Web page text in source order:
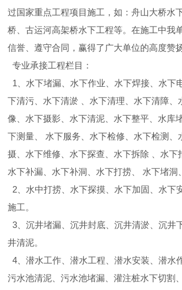
过国家重点工程项目施工，如：舟山大桥水
桥、古运河高架桥水下工程等。在施工中我
信誉、遵守合同，赢得了广大单位的高度赞
专业承接工程栏目：
1、水下堵漏、水下作业、水下焊接、水下
下清污、水下清淤 、水下清理、水下清障、
像、水下摄影、水下清泥、水下整平、水库
下测量、 水下服务、水下检修、水下检测、
摄、水下维修、水下探查、水下拆除 、水下
水下补漏、水下补洞、水下打捞、 水下堵洞
2、水中打捞、水下探摸、水下加固、水下
施工。
3、沉井堵漏、沉井封底、沉井清淤、沉井
井清泥。
4、潜水工作、潜水工程、潜水安装、潜水
污水池清泥、污水池堵漏、灌注桩水下切割